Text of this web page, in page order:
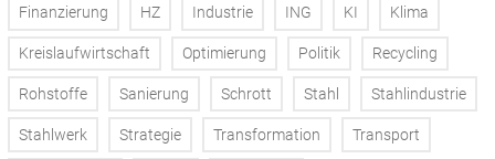
Finanzierung HZ Industrie ING KI Klima
Kreislaufwirtschaft Optimierung Politik Recycling
Rohstoffe Sanierung Schrott Stahl Stahlindustrie
Stahlwerk Strategie Transformation Transport